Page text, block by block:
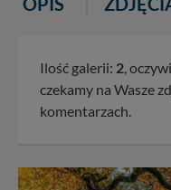
Ilość galerii: 2,
czekamy na Wasze
komentarzach.